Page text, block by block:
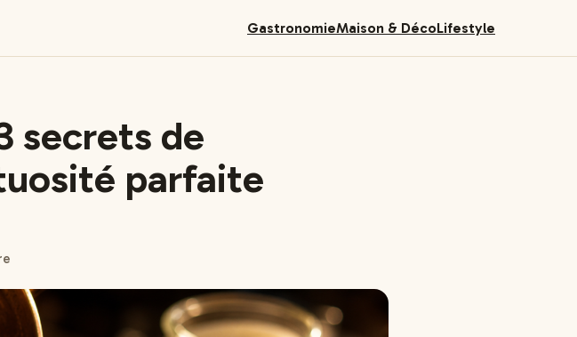
GastronomieMaison & DécoLifestyle
secrets de
parfaite